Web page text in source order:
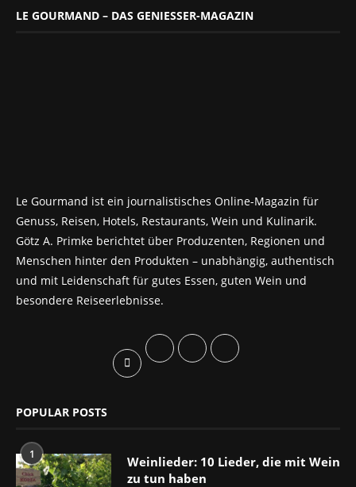
LE GOURMAND – DAS GENIESSER-MAGAZIN
Le Gourmand ist ein journalistisches Online-Magazin für
Genuss, Reisen, Hotels, Restaurants, Wein und Kulinarik.
Götz A. Primke berichtet über Produzenten, Regionen und
Menschen hinter den Produkten – unabhängig, authentisch
und mit Leidenschaft für gutes Essen, guten Wein und
besondere Reiseerlebnisse.
POPULAR POSTS
1
Weinlieder: 10 Lieder, die mit Wein
zu tun haben